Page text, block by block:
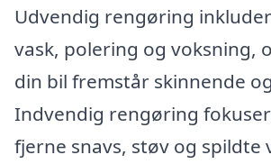
Udvendig rengøring
vask, polering og voksning,
din bil fremstår skinnende
Indvendig rengøring
fjerne snavs, støv og spildte